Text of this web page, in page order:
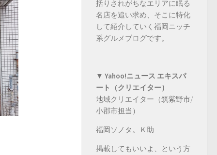
括りされがちなエリアに眠る
名店を追い求め、そこに特化
して紹介していく福岡ニッチ
系グルメブログです。
▼ Yahoo!ニュース エキスパ
ート（クリエイター）
地域クリエイター（筑紫野市/
小郡市担当）
福岡ソノタ。Ｋ助
掲載してもいいよ、という方